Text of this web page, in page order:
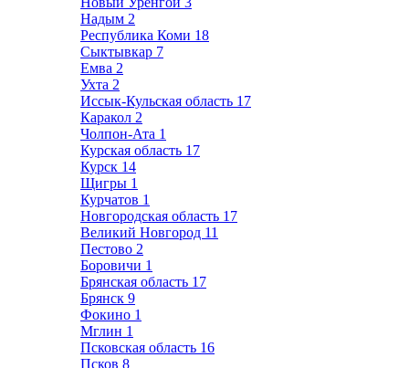
Надым 2
Республика Коми 18
Сыктывкар 7
Емва 2
Ухта 2
Иссык-Кульская область 17
Каракол 2
Чолпон-Ата 1
Курская область 17
Курск 14
Щигры 1
Курчатов 1
Новгородская область 17
Великий Новгород 11
Пестово 2
Боровичи 1
Брянская область 17
Брянск 9
Фокино 1
Мглин 1
Псковская область 16
Псков 8